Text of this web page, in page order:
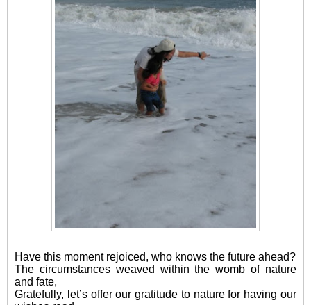
Have this moment rejoiced, who knows the future ahead?
The circumstances weaved within the womb of nature
and fate,
Gratefully, let’s offer our gratitude to nature for having our